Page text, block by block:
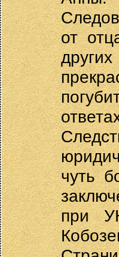
от
чуть
при